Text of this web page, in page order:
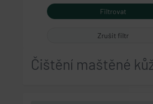
Zrušit filtr
Čištění maštěné